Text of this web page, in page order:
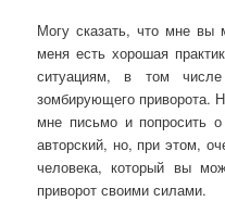
Могу сказать, что мне вы
меня есть хорошая
ситуациям, в том
зомбирующего приворота.
мне письмо и попросить
авторский, но, при этом,
человека, который вы
приворот своими силами.